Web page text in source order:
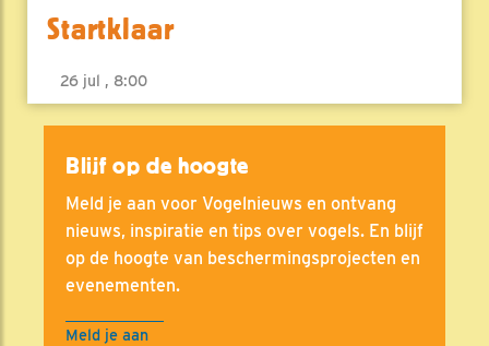
Startklaar
26 jul , 8:00
Blijf op de hoogte
Meld je aan voor Vogelnieuws en ontvang
nieuws, inspiratie en tips over vogels. En blijf
op de hoogte van beschermingsprojecten en
evenementen.
Meld je aan